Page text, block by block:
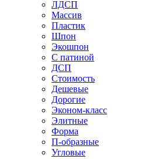
ЛДСП
Массив
Пластик
Шпон
Экошпон
С патиной
ДСП
Стоимость
Дешевые
Дорогие
Эконом-класс
Элитные
Форма
П-образные
Угловые